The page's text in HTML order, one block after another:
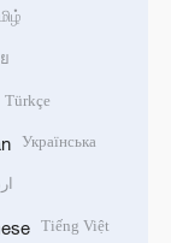
Türkçe
Українська
Tiếng Việt